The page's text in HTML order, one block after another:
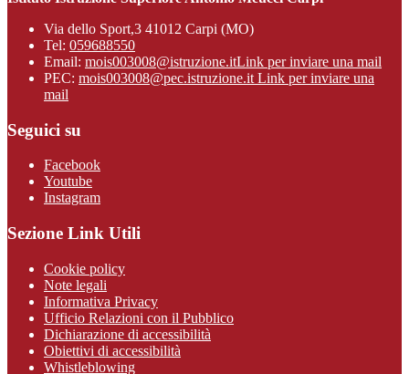
Via dello Sport,3 41012 Carpi (MO)
Tel: 059688550
Email: mois003008@istruzione.itLink per inviare una mail
PEC: mois003008@pec.istruzione.it Link per inviare una
mail
Seguici su
Facebook
Youtube
Instagram
Sezione Link Utili
Cookie policy
Note legali
Informativa Privacy
Ufficio Relazioni con il Pubblico
Dichiarazione di accessibilità
Obiettivi di accessibilità
Whistleblowing